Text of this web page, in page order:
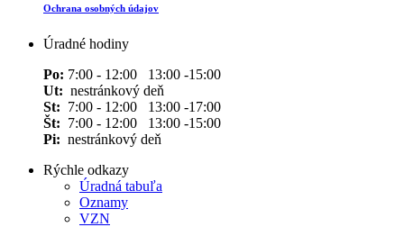
Ochrana osobných údajov
Úradné hodiny
Po: 7:00 - 12:00 13:00 -15:00
Ut: nestránkový deň
St: 7:00 - 12:00 13:00 -17:00
Št: 7:00 - 12:00 13:00 -15:00
Pi: nestránkový deň
Rýchle odkazy
Úradná tabuľa
Oznamy
VZN